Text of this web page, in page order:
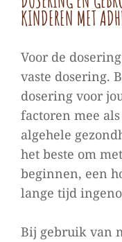
KINDEREN MET
Voor de
vaste dosering.
dosering voor
factoren mee
algehele
het beste om
beginnen, een
lange tijd
Bij gebruik van